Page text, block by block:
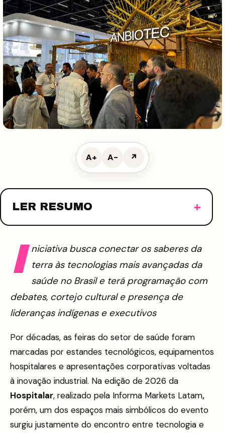
A+ A− ↗
LER RESUMO
I niciativa busca conectar os saberes da
terra às tecnologias mais avançadas da
saúde no Brasil e terá programação com
debates, cortejo cultural e presença de
lideranças indígenas e executivos
Por décadas, as feiras do setor de saúde foram
marcadas por estandes tecnológicos, equipamentos
hospitalares e apresentações corporativas voltadas
à inovação industrial. Na edição de 2026 da
Hospitalar, realizado pela Informa Markets Latam,
porém, um dos espaços mais simbólicos do evento
surgiu justamente do encontro entre tecnologia e